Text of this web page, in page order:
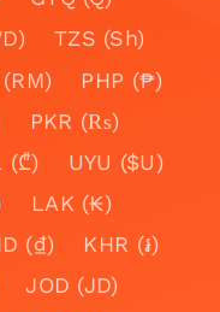
TZS (Sh)
(RM)
PHP (₱)
PKR (₨)
(₾)
UYU ($U)
LAK (₭)
(₫)
KHR (៛)
JOD (JD)